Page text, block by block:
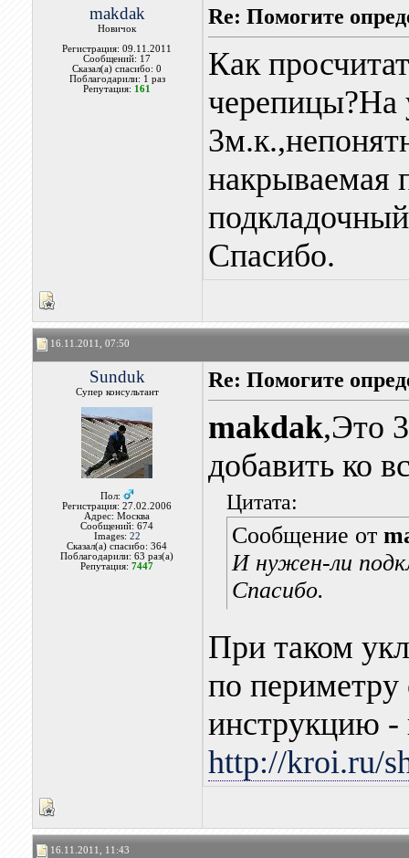
makdak
Новичок
Регистрация: 09.11.2011
Сообщений: 17
Сказал(а) спасибо: 0
Поблагодарили: 1 раз
Репутация: 161
Re: Помогите
Как
черепицы?На
накрываемая
Спасибо.
16.11.2011, 07:50
Sunduk
Супер консультант
Пол:
Регистрация: 27.02.2006
Адрес: Москва
Сообщений: 674
Images: 22
Сказал(а) спасибо: 364
Поблагодарили: 63 раз(а)
Репутация:7447
Re: Помогите
makdak,Это
добавить ко
Цитата:
Сообщение от
И нужен-ли
Спасибо.
При таком
по
инструкцию -
http://kroi.ru/
16.11.2011, 11:43